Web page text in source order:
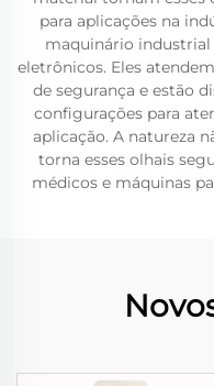
para aplicações na
maquinário
eletrônicos. Eles
de segurança e estão
configurações para
aplicação. A natureza
torna esses olhais
médicos e máquinas